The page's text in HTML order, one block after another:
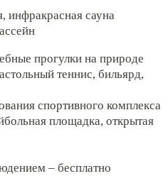
инфракрасная сауна
прогулки на природе
теннис, бильярд,
спортивного комплекса
площадка, открытая
– бесплатно